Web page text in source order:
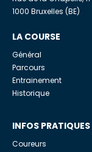
1000 Bruxelles (BE)
LA COURSE
Général
Parcours
Entrainement
Historique
INFOS PRATIQUES
Coureurs